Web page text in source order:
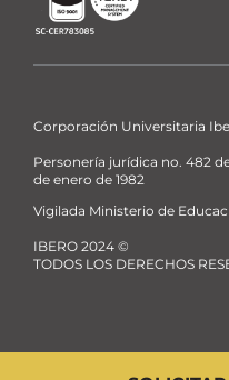
Corporación Universitaria
Personería jurídica no. 482
de enero de 1982
Vigilada Ministerio de
IBERO 2024 ©
TODOS LOS DERECHOS